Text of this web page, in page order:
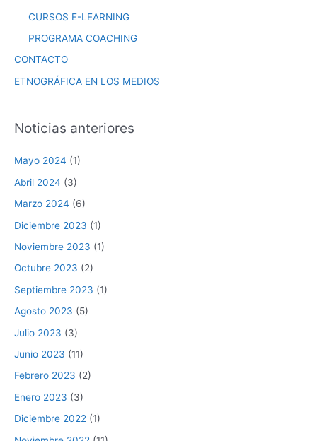
CURSOS E-LEARNING
PROGRAMA COACHING
CONTACTO
ETNOGRÁFICA EN LOS MEDIOS
Noticias anteriores
Mayo 2024 (1)
Abril 2024 (3)
Marzo 2024 (6)
Diciembre 2023 (1)
Noviembre 2023 (1)
Octubre 2023 (2)
Septiembre 2023 (1)
Agosto 2023 (5)
Julio 2023 (3)
Junio 2023 (11)
Febrero 2023 (2)
Enero 2023 (3)
Diciembre 2022 (1)